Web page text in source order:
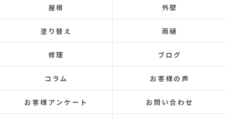
Three times so far, the ceiling
the leaks were repaired each
never completely fixed.
Even after repairs, the dripping
elsewhere, making rainy days
This time, I was determined to
and repaired, so I searched
finally found Izawa Sangyo.
From the initial estimate, it was
屋根 外壁
塗り替え 雨樋
修理 ブログ
コラム お客様の声
お客様アンケート お問い合わせ